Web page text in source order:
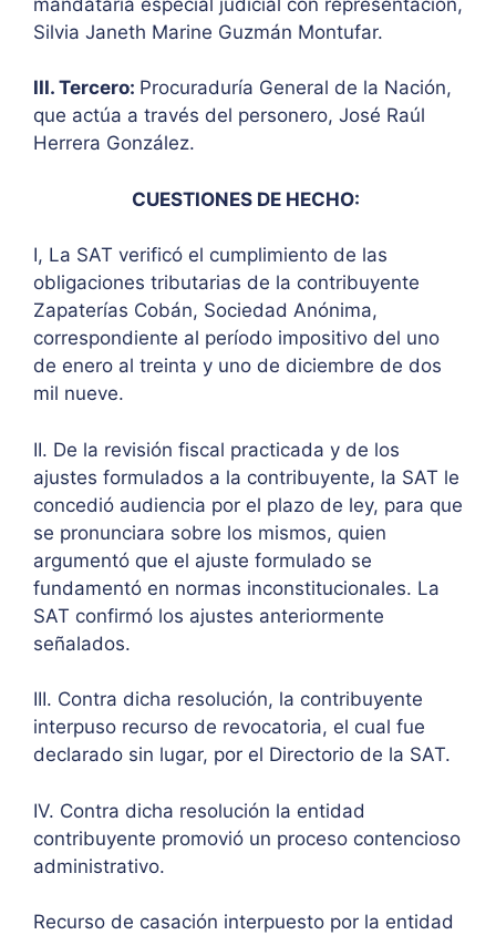
Silvia Janeth Marine Guzmán Montufar.
III. Tercero: Procuraduría General de la Nación,
que actúa a través del personero, José Raúl
Herrera González.
CUESTIONES DE HECHO:
I, La SAT verificó el cumplimiento de las
obligaciones tributarias de la contribuyente
Zapaterías Cobán, Sociedad Anónima,
correspondiente al período impositivo del uno
de enero al treinta y uno de diciembre de dos
mil nueve.
II. De la revisión fiscal practicada y de los
ajustes formulados a la contribuyente, la SAT le
concedió audiencia por el plazo de ley, para que
se pronunciara sobre los mismos, quien
argumentó que el ajuste formulado se
fundamentó en normas inconstitucionales. La
SAT confirmó los ajustes anteriormente
señalados.
III. Contra dicha resolución, la contribuyente
interpuso recurso de revocatoria, el cual fue
declarado sin lugar, por el Directorio de la SAT.
IV. Contra dicha resolución la entidad
contribuyente promovió un proceso contencioso
administrativo.
Recurso de casación interpuesto por la entidad